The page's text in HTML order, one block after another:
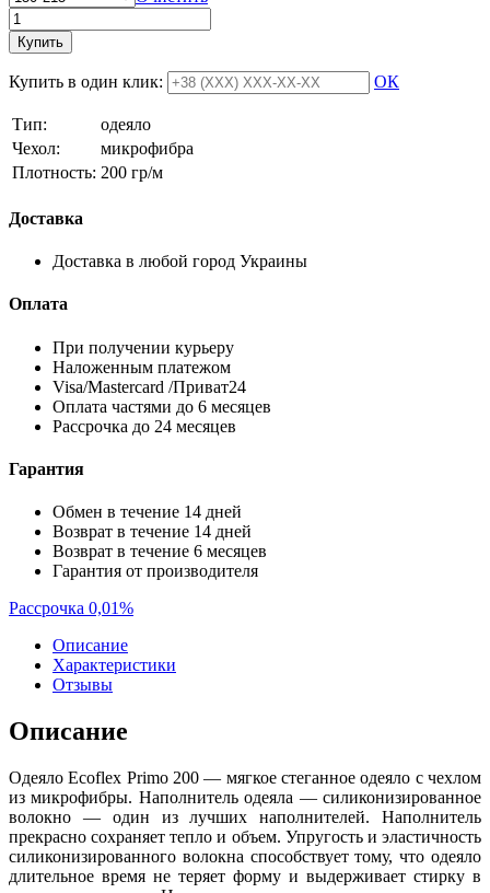
Купить
Купить в один клик: ОК
Тип:
одеяло
Чехол:
микрофибра
Плотность: 200 гр/м
Доставка
Доставка в любой город Украины
Оплата
При получении курьеру
Наложенным платежом
Visa/Mastercard /Приват24
Оплата частями до 6 месяцев
Рассрочка до 24 месяцев
Гарантия
Обмен в течение 14 дней
Возврат в течение 14 дней
Возврат в течение 6 месяцев
Гарантия от производителя
Рассрочка 0,01%
Описание
Характеристики
Отзывы
Описание
Одеяло Ecoflex Primo 200 — мягкое стеганное одеяло с чехлом
из микрофибры. Наполнитель одеяла — силиконизированное
волокно — один из лучших наполнителей. Наполнитель
прекрасно сохраняет тепло и объем. Упругость и эластичность
силиконизированного волокна способствует тому, что одеяло
длительное время не теряет форму и выдерживает стирку в